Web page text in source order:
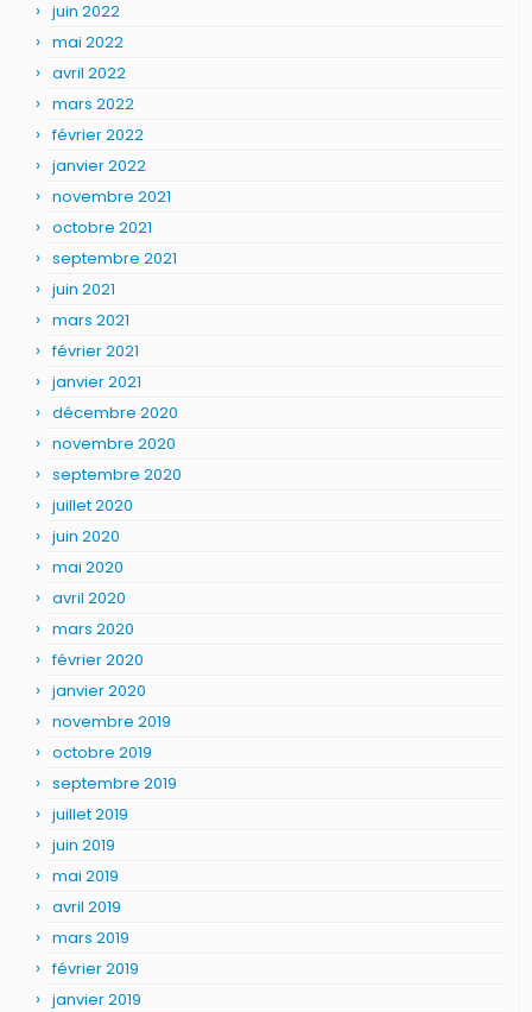
juin 2022
mai 2022
avril 2022
mars 2022
février 2022
janvier 2022
novembre 2021
octobre 2021
septembre 2021
juin 2021
mars 2021
février 2021
janvier 2021
décembre 2020
novembre 2020
septembre 2020
juillet 2020
juin 2020
mai 2020
avril 2020
mars 2020
février 2020
janvier 2020
novembre 2019
octobre 2019
septembre 2019
juillet 2019
juin 2019
mai 2019
avril 2019
mars 2019
février 2019
janvier 2019